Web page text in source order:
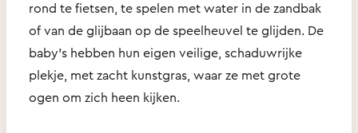
rond te fietsen, te spelen met water in de zandbak
of van de glijbaan op de speelheuvel te glijden. De
baby’s hebben hun eigen veilige, schaduwrijke
plekje, met zacht kunstgras, waar ze met grote
ogen om zich heen kijken.